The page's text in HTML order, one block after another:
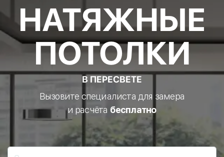
НАТЯЖНЫЕ
ПОТОЛКИ
В ПЕРЕСВЕТЕ
Вызовите специалиста для замера
и расчёта бесплатно